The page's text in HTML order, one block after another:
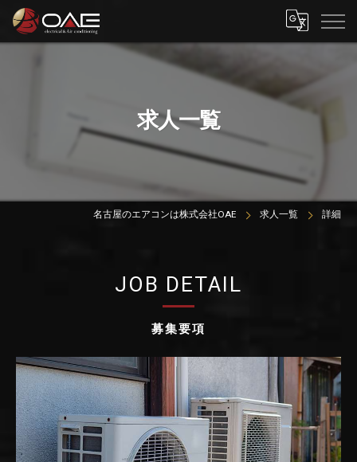
求人一覧
名古屋のエアコンは株式会社OAE 求人一覧 詳細
募集要項
JOB DETAIL